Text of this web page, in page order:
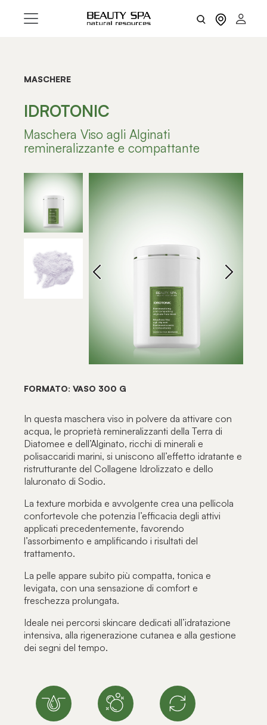
MASCHERE
IDROTONIC
Maschera Viso agli Alginati
remineralizzante e compattante
FORMATO: VASO 300 G
In questa maschera viso in polvere da attivare con
acqua, le proprietà remineralizzanti della Terra di
Diatomee e dell’Alginato, ricchi di minerali e
polisaccaridi marini, si uniscono all’effetto idratante e
ristrutturante del Collagene Idrolizzato e dello
Ialuronato di Sodio.
La texture morbida e avvolgente crea una pellicola
confortevole che potenzia l’efficacia degli attivi
applicati precedentemente, favorendo
l’assorbimento e amplificando i risultati del
trattamento.
La pelle appare subito più compatta, tonica e
levigata, con una sensazione di comfort e
freschezza prolungata.
Ideale nei percorsi skincare dedicati all’idratazione
intensiva, alla rigenerazione cutanea e alla gestione
dei segni del tempo.